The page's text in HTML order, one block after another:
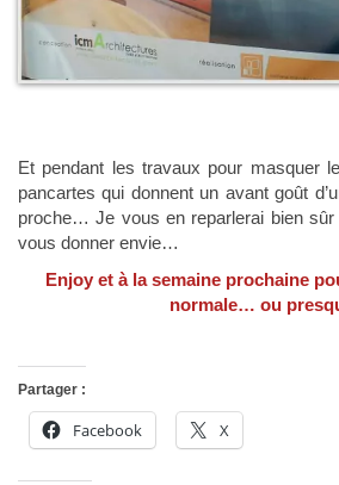
Et pendant les travaux pour masquer
pancartes qui donnent un avant goût
proche… Je vous en reparlerai bien
vous donner envie…
Enjoy et à la semaine prochaine
normale… ou
Partager :
Facebook X